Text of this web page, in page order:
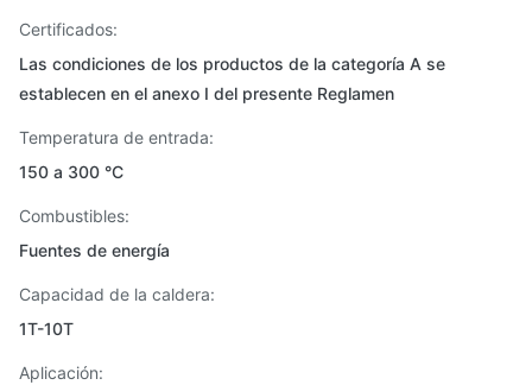
Certificados:
Las condiciones de los productos de la categoría A se
establecen en el anexo I del presente Reglamen
Temperatura de entrada:
150 a 300 °C
Combustibles:
Fuentes de energía
Capacidad de la caldera:
1T-10T
Aplicación: